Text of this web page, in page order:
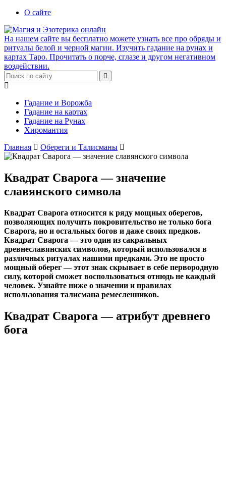
О сайте
На нашем сайте вы бесплатно можете узнать все про обряды и
ритуалы белой и черной магии. Изучить гадание на рунах и
картах Таро. Прочитать о порче, сглазе и другом негативном
воздействии.
Гадание и Ворожба
Гадание на картах
Гадание на Рунах
Хиромантия
Главная
Обереги и Талисманы
Квадрат Сварога — значение
славянского символа
Квадрат Сварога относится к ряду мощных оберегов,
позволяющих получить покровительство не только бога
Сварога, но и остальных богов и даже своих предков.
Квадрат Сварога — это один из сакральных
древнеславянских символов, который использовался в
различных ритуалах нашими предками. Это не просто
мощный оберег — этот знак скрывает в себе первородную
силу, которой сможет воспользоваться отнюдь не каждый
человек. Узнайте ниже о значении и правилах
использования талисмана ремесленников.
Квадрат Сварога — атрибут древнего
бога